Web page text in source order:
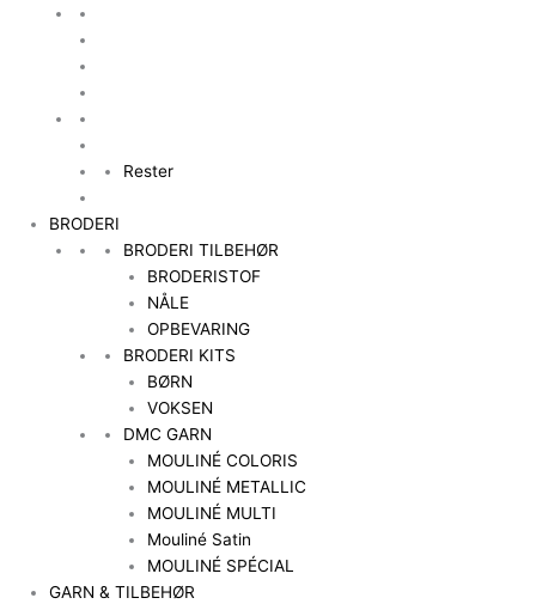
Rester
BRODERI
BRODERI TILBEHØR
BRODERISTOF
NÅLE
OPBEVARING
BRODERI KITS
BØRN
VOKSEN
DMC GARN
MOULINÉ COLORIS
MOULINÉ METALLIC
MOULINÉ MULTI
Mouliné Satin
MOULINÉ SPÉCIAL
GARN & TILBEHØR